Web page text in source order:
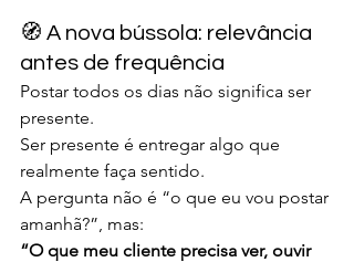
🧭 A nova bússola: relevância
antes de frequência
Postar todos os dias não significa ser
presente.
Ser presente é entregar algo que
realmente faça sentido.
A pergunta não é “o que eu vou postar
amanhã?”, mas:
“O que meu cliente precisa ver, ouvir